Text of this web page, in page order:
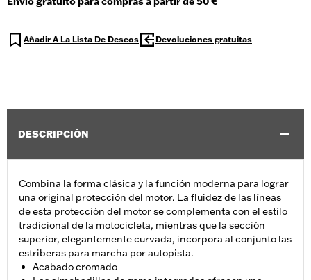
Añadir A La Lista De Deseos Devoluciones gratuitas
DESCRIPCIÓN
Combina la forma clásica y la función moderna para lograr
una original protección del motor. La fluidez de las líneas
de esta protección del motor se complementa con el estilo
tradicional de la motocicleta, mientras que la sección
superior, elegantemente curvada, incorpora al conjunto las
estriberas para marcha por autopista.
Acabado cromado